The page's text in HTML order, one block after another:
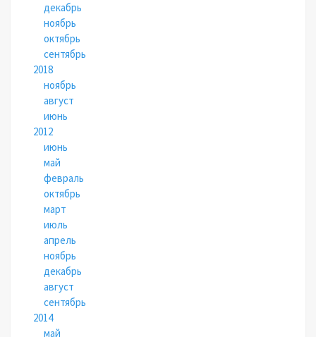
декабрь
ноябрь
октябрь
сентябрь
2018
ноябрь
август
июнь
2012
июнь
май
февраль
октябрь
март
июль
апрель
ноябрь
декабрь
август
сентябрь
2014
май